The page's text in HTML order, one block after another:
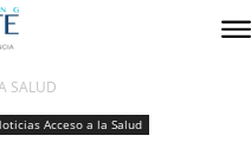
SALUD
Acceso a la Salud